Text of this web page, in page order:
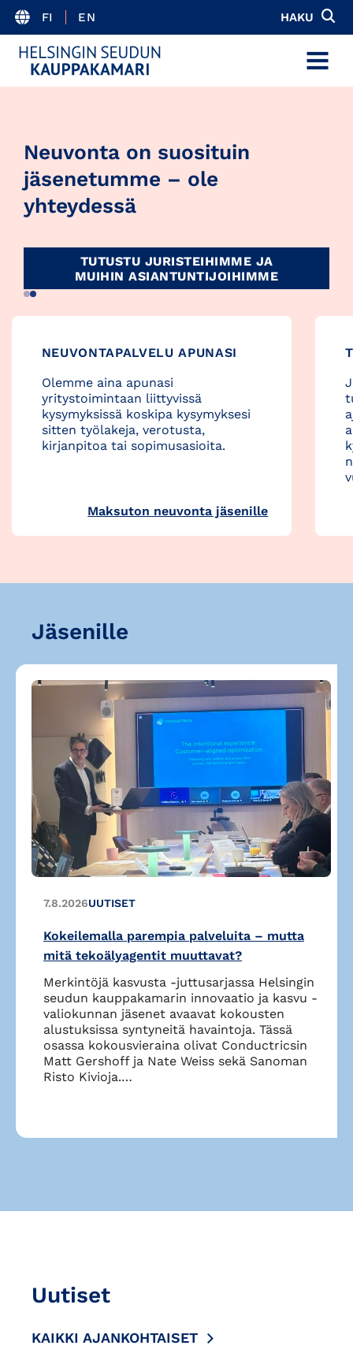
FI EN HAKU
MENU
Neuvonta on suosituin
jäsenetumme – ole
yhteydessä
TUTUSTU JURISTEIHIMME JA
MUIHIN ASIANTUNTIJOIHIMME
NEUVONTAPALVELU APUNASI
Olemme aina apunasi
yritystoimintaan liittyvissä
kysymyksissä koskipa kysymyksesi
sitten työlakeja, verotusta,
kirjanpitoa tai sopimusasioita.
Maksuton neuvonta jäsenille
Jäsenille
7.8.2026UUTISET
Kokeilemalla parempia palveluita – mutta
mitä tekoälyagentit muuttavat?
Merkintöjä kasvusta -juttusarjassa Helsingin
seudun kauppakamarin innovaatio ja kasvu -
valiokunnan jäsenet avaavat kokousten
alustuksissa syntyneitä havaintoja. Tässä
osassa kokousvieraina olivat Conductricsin
Matt Gershoff ja Nate Weiss sekä Sanoman
Risto Kivioja.…
Uutiset
KAIKKI AJANKOHTAISET